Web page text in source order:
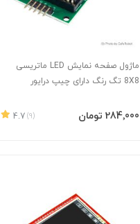
ماژول صفحه نمایش LED ماتریسی
8X8 تگ رنگ دارای چیپ درایور
4.7
(9) ‎284٬000 تومان
افزودن به سبد